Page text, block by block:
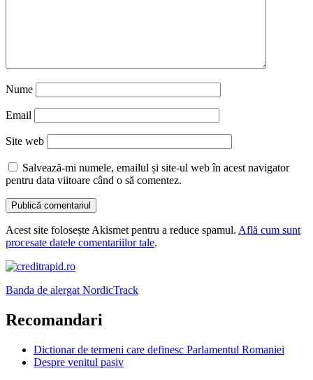
Nume
Email
Site web
Salvează-mi numele, emailul și site-ul web în acest navigator
pentru data viitoare când o să comentez.
Acest site folosește Akismet pentru a reduce spamul. Află cum sunt
procesate datele comentariilor tale.
Banda de alergat NordicTrack
Recomandari
Dictionar de termeni care definesc Parlamentul Romaniei
Despre venitul pasiv